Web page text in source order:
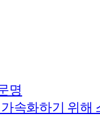
명
속화하기 위해